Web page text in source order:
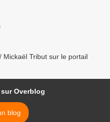
Mickaël Tribut sur le portail
Overblog
blog